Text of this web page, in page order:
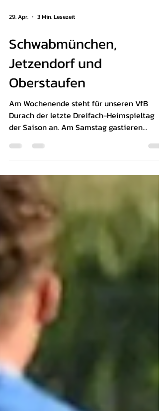
29. Apr. 3 Min. Lesezeit
Schwabmünchen,
Jetzendorf und
Oberstaufen
Am Wochenende steht für unseren VfB
Durach der letzte Dreifach-Heimspieltag
der Saison an. Am Samstag gastieren
Schwabmünchen und Oberstaufen im
Offino-Stadion. Foto © Nitsax Foto Axel
Nitschke, Quelle: Galerie VfB Durach - FC
Kempten vom 18.04.2026 - FuPa VfB Durach
- TSV Schwabmünchen (Samstag, 14 Uhr)
Nach dem Derbysieg gegen Kempten vor
zwei Wochen musste unsere erste
Mannschaft zuletzt einen kleinen Dämpfer
hinnehmen. In den Auswärtsspielen bei
am Lech und Stätzling